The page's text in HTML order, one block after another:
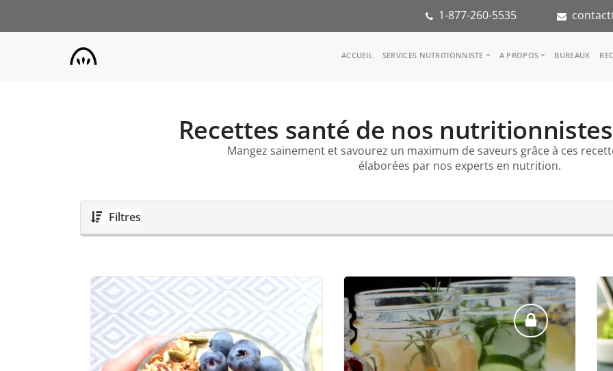
1-877-260-5535
Main
ACCUEIL SERVICES NUTRITIONNISTE
Services aux entreprises
Groupes d'inspiration
KoalaPro
A PROPOS
Notre mission
Partenaires
Stage en
BUREAUX
Recettes santé de nos
Mangez sainement et savourez un maximum de saveurs grâce à ces
élaborées par nos experts en nutrition.
Filtres